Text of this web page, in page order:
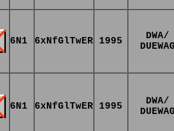
6N1 6xNfGlTwER 1995
DWA/
6N1 6xNfGlTwER 1995
DWA/